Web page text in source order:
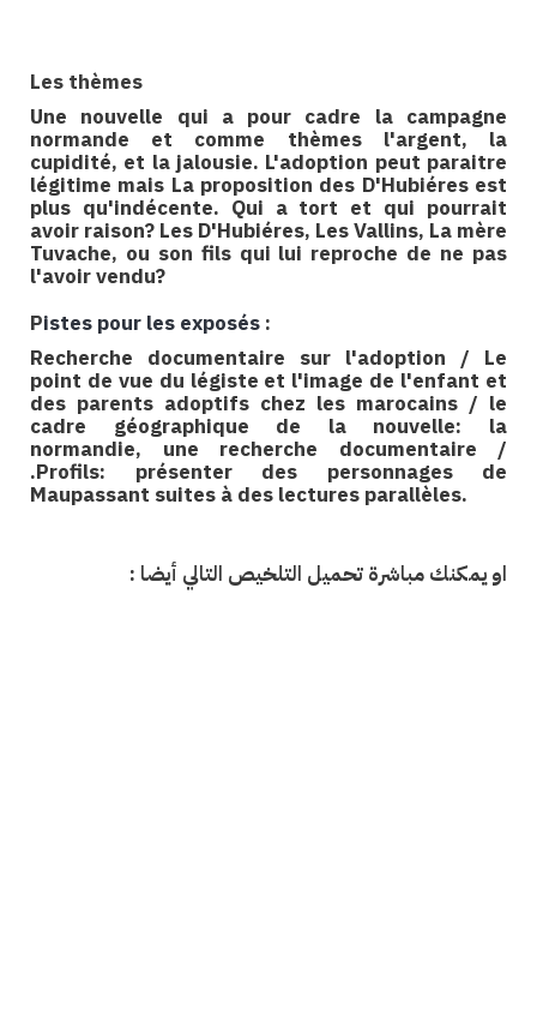
Les thèmes
Une nouvelle qui a pour cadre la campagne
normande et comme thèmes l'argent, la
cupidité, et la jalousie. L'adoption peut paraitre
légitime mais La proposition des D'Hubiéres est
plus qu'indécente. Qui a tort et qui pourrait
avoir raison? Les D'Hubiéres, Les Vallins, La mère
Tuvache, ou son fils qui lui reproche de ne pas
l'avoir vendu?
Pistes pour les exposés :
Recherche documentaire sur l'adoption / Le
point de vue du légiste et l'image de l'enfant et
des parents adoptifs chez les marocains / le
cadre géographique de la nouvelle: la
normandie, une recherche documentaire /
.Profils: présenter des personnages de
Maupassant suites à des lectures parallèles.
او يمكنك مباشرة تحميل التلخيص التالي أيضا :